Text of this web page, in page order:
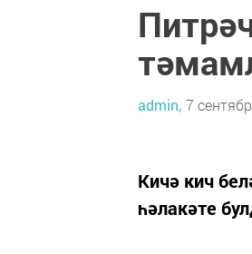
admin, 7
Кичә кич
һәлакәте